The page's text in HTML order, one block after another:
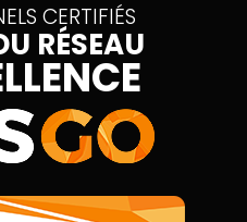
CERTIFIÉS
RÉSEAU